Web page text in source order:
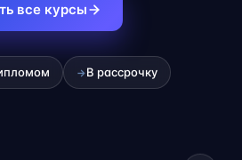
все курсы
→В рассрочку